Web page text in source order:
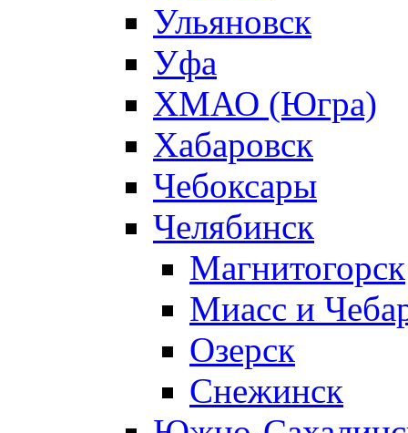
Ульяновск
Уфа
ХМАО (Югра)
Хабаровск
Чебоксары
Челябинск
Магнитогорск
Миасс и
Озерск
Снежинск